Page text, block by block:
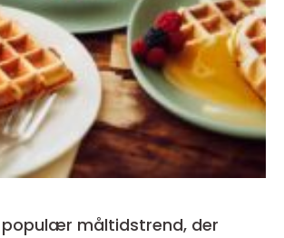
populær måltidstrend, der